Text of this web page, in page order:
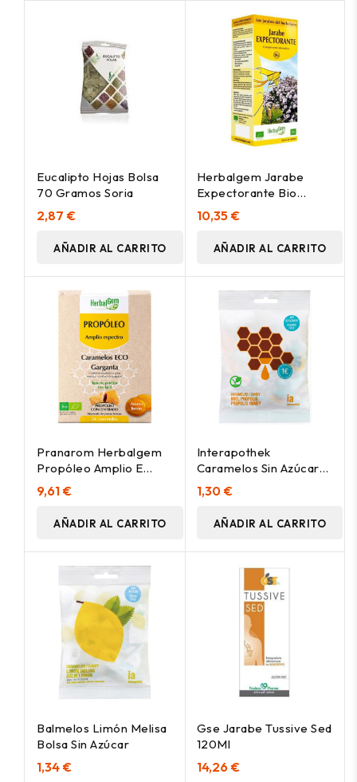
Eucalipto Hojas Bolsa
70 Gramos Soria
2,87 €
AÑADIR AL CARRITO
Herbalgem Jarabe
Expectorante Bio
Bronquios 150Ml
10,35 €
AÑADIR AL CARRITO
Pranarom Herbalgem
Propóleo Amplio E
Caram Bio 24
9,61 €
AÑADIR AL CARRITO
Interapothek
Caramelos Sin Azúcar
Sabor Miel Propolis
50G
1,30 €
AÑADIR AL CARRITO
Balmelos Limón Melisa
Bolsa Sin Azúcar
1,34 €
Gse Jarabe Tussive Sed
120Ml
14,26 €